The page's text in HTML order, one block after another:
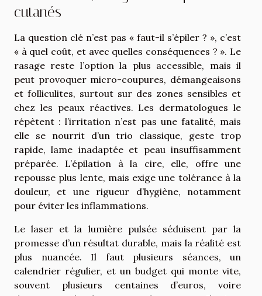
cutanés
La question clé n’est pas « faut-il s’épiler ? », c’est
« à quel coût, et avec quelles conséquences ? ». Le
rasage reste l’option la plus accessible, mais il
peut provoquer micro-coupures, démangeaisons
et folliculites, surtout sur des zones sensibles et
chez les peaux réactives. Les dermatologues le
répètent : l’irritation n’est pas une fatalité, mais
elle se nourrit d’un trio classique, geste trop
rapide, lame inadaptée et peau insuffisamment
préparée. L’épilation à la cire, elle, offre une
repousse plus lente, mais exige une tolérance à la
douleur, et une rigueur d’hygiène, notamment
pour éviter les inflammations.
Le laser et la lumière pulsée séduisent par la
promesse d’un résultat durable, mais la réalité est
plus nuancée. Il faut plusieurs séances, un
calendrier régulier, et un budget qui monte vite,
souvent plusieurs centaines d’euros, voire